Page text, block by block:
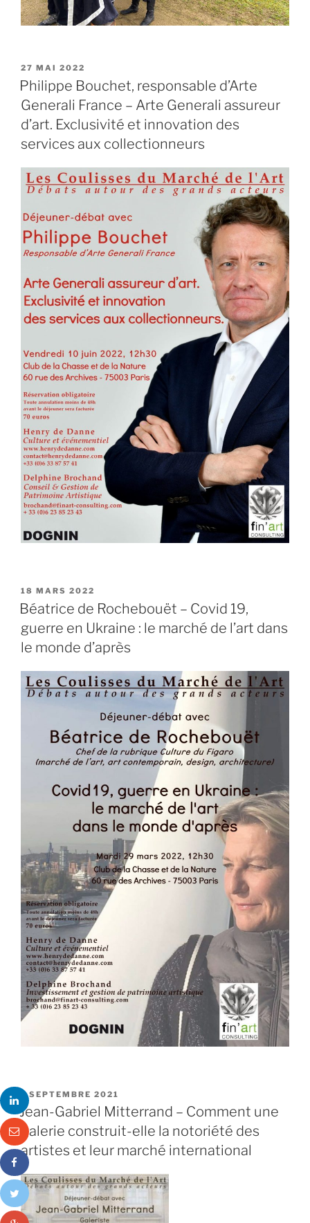
PUBLIÉ
LE
27 MAI 2022
Philippe Bouchet, responsable d’Arte
Generali France – Arte Generali assureur
d’art. Exclusivité et innovation des
services aux collectionneurs
PUBLIÉ
LE
18 MARS 2022
Béatrice de Rochebouët – Covid 19,
guerre en Ukraine : le marché de l’art dans
le monde d’après
PUBLIÉ
LE
1 SEPTEMBRE 2021
Jean-Gabriel Mitterrand – Comment une
galerie construit-elle la notoriété des
artistes et leur marché international